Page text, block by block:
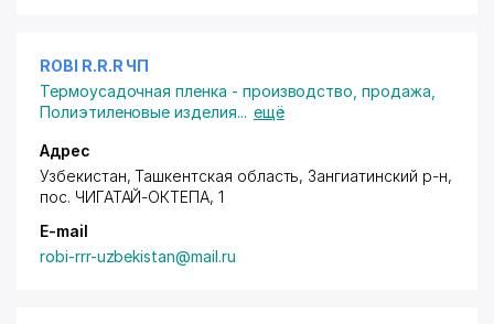
ROBI R.R.R ЧП
Термоусадочная пленка - производство, продажа
Полиэтиленовые изделия... ещё
Адрес
Узбекистан, Ташкентская область, Зангиатинский р-н,
пос. ЧИГАТАЙ-ОКТЕПА, 1
E-mail
robi-rrr-uzbekistan@mail.ru